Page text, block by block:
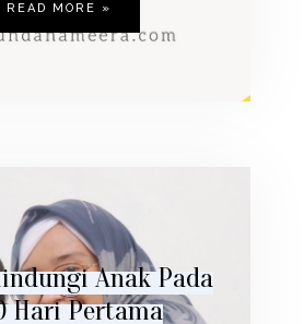
READ MORE »
Anak Pada
Hari Pertama